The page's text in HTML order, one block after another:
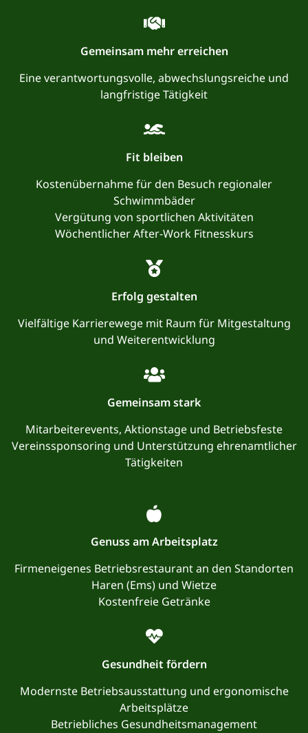
Gemeinsam mehr erreichen
Eine verantwortungsvolle, abwechslungsreiche und
langfristige Tätigkeit
Fit bleiben
Kostenübernahme für den Besuch regionaler
Schwimmbäder
Vergütung von sportlichen Aktivitäten
Wöchentlicher After-Work Fitnesskurs
Erfolg gestalten
Vielfältige Karrierewege mit Raum für Mitgestaltung
und Weiterentwicklung
Gemeinsam stark
Mitarbeiterevents, Aktionstage und Betriebsfeste
Vereinssponsoring und Unterstützung ehrenamtlicher
Tätigkeiten
Genuss am Arbeitsplatz
Firmeneigenes Betriebsrestaurant an den Standorten
Haren (Ems) und Wietze
Kostenfreie Getränke
Gesundheit fördern
Modernste Betriebsausstattung und ergonomische
Arbeitsplätze
Betriebliches Gesundheitsmanagement